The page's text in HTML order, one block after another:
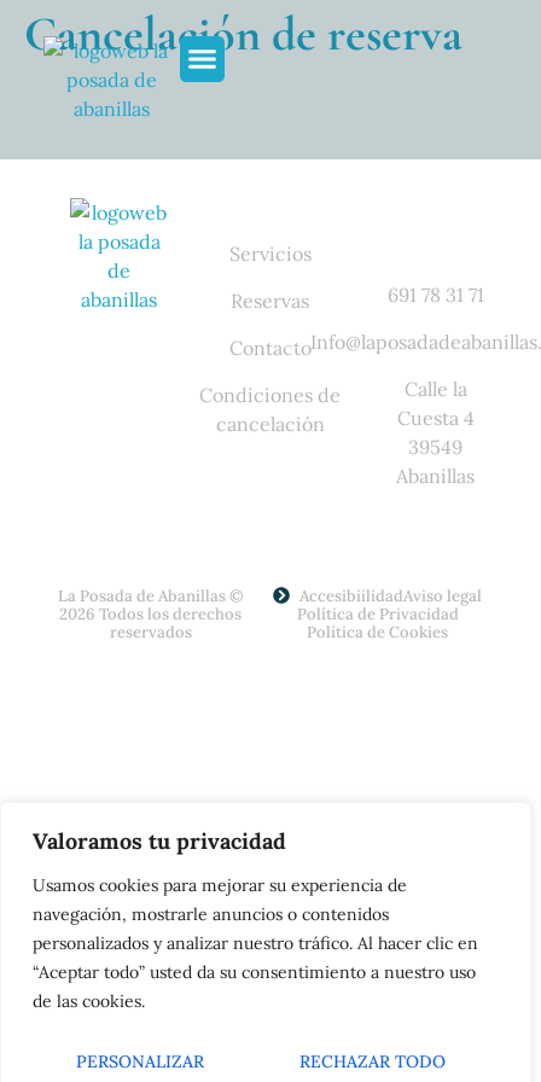
Valoramos tu privacidad
Usamos cookies para mejorar su experiencia de
navegación, mostrarle anuncios o contenidos
personalizados y analizar nuestro tráfico. Al hacer clic en
“Aceptar todo” usted da su consentimiento a nuestro uso
de las cookies.
PERSONALIZAR RECHAZAR TODO
Cancelación de reserva
Servicios
Reservas
Contacto
Condiciones de
cancelación
691 78 31 71
Calle la
Cuesta 4
39549
Abanillas
La Posada de Abanillas ©
2026 Todos los derechos
reservados
AccesibiilidadAviso legal
Política de Privacidad
Política de Cookies